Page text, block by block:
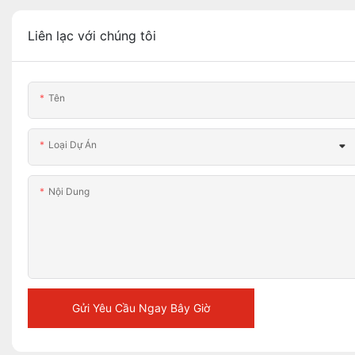
Liên lạc với chúng tôi
Tên
Loại Dự Án
Nội Dung
Gửi Yêu Cầu Ngay Bây Giờ